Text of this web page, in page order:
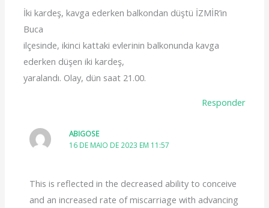
İki kardeş, kavga ederken balkondan düştü İZMİR’in
Buca
ilçesinde, ikinci kattaki evlerinin balkonunda kavga
ederken düşen iki kardeş,
yaralandı. Olay, dün saat 21.00.
Responder
ABIGOSE
16 DE MAIO DE 2023 EM 11:57
This is reflected in the decreased ability to conceive
and an increased rate of miscarriage with advancing